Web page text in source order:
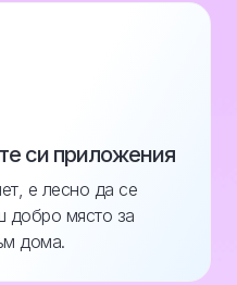
си приложения
е лесно да се
добро място за
дома.